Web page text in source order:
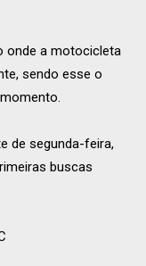
onde a motocicleta
sendo esse o
de segunda-feira,
buscas